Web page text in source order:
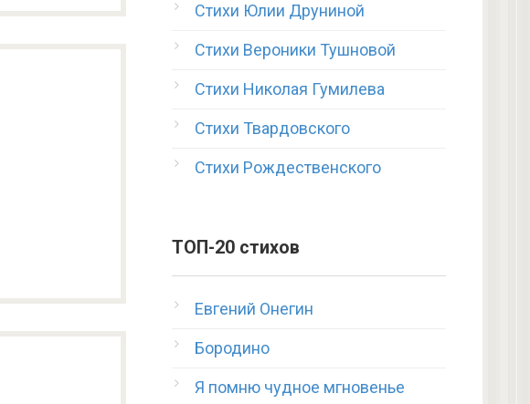
Стихи Юлии Друниной
Стихи Вероники Тушновой
Стихи Николая Гумилева
Стихи Твардовского
Стихи Рождественского
ТОП-20 стихов
Евгений Онегин
Бородино
Я помню чудное мгновенье